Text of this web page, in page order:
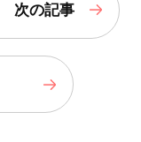
次の記事